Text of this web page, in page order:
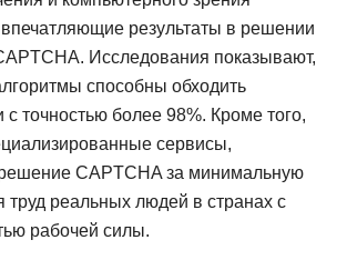
результаты в решении
Исследования показывают,
способны обходить
с точностью более 98%. Кроме того,
сервисы,
CAPTCHA за минимальную
труд реальных людей в странах с
рабочей силы.